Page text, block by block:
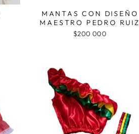
MANTAS CON DISEÑO
MAESTRO PEDRO RUIZ
$200 000